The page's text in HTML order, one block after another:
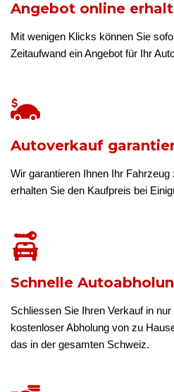
Angebot online
Mit wenigen Klicks können Sie
Zeitaufwand ein Angebot für Ihr
Autoverkauf
Wir garantieren Ihnen Ihr
erhalten Sie den Kaufpreis bei
Schnelle
Schliessen Sie Ihren Verkauf in
kostenloser Abholung von zu
das in der gesamten Schweiz.